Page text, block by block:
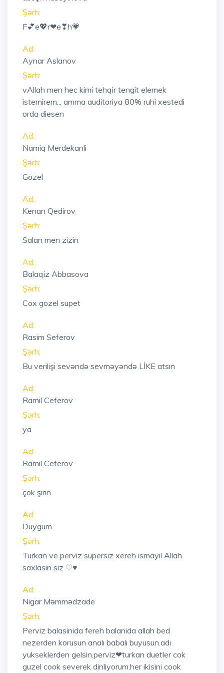
Şərh:
F💕e💖r❤e❣h💗
Ad:
Aynar Aslanov
Şərh:
vAllah men hec kimi tehqir tengit elemek
istemirem... amma auditoriya 80% ruhi xestedi
orda diesen
Ad:
Namiq Merdekanli
Şərh:
Gozel
Ad:
Kenan Qedirov
Şərh:
Salan men zizin
Ad:
Balaqiz Abbasova
Şərh:
Cox gozel supet
Ad:
Rasim Seferov
Şərh:
Bu verilişi sevəndə sevməyəndə LİKE atsın
Ad:
Ramil Ceferov
Şərh:
ya
Ad:
Ramil Ceferov
Şərh:
çok şirin
Ad:
Duygum
Şərh:
Turkan ve perviz supersiz xereh ismayil Allah
saxlasin siz ♡♥
Ad:
Nigar Məmmədzade
Şərh:
Perviz balasinida fereh balanida allah bed
nezerden korusun analı babalı buyusun.adı
yukseklerden gelsin.perviz❤turkan duetler cok
guzel cook severek dinliyorum.her ikisini cook